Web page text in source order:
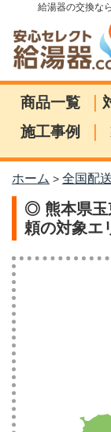
給湯器の交換な
商品一覧 |
施工事例
|
ホーム > 全国配
◎ 熊本県玉
頼の対象エ